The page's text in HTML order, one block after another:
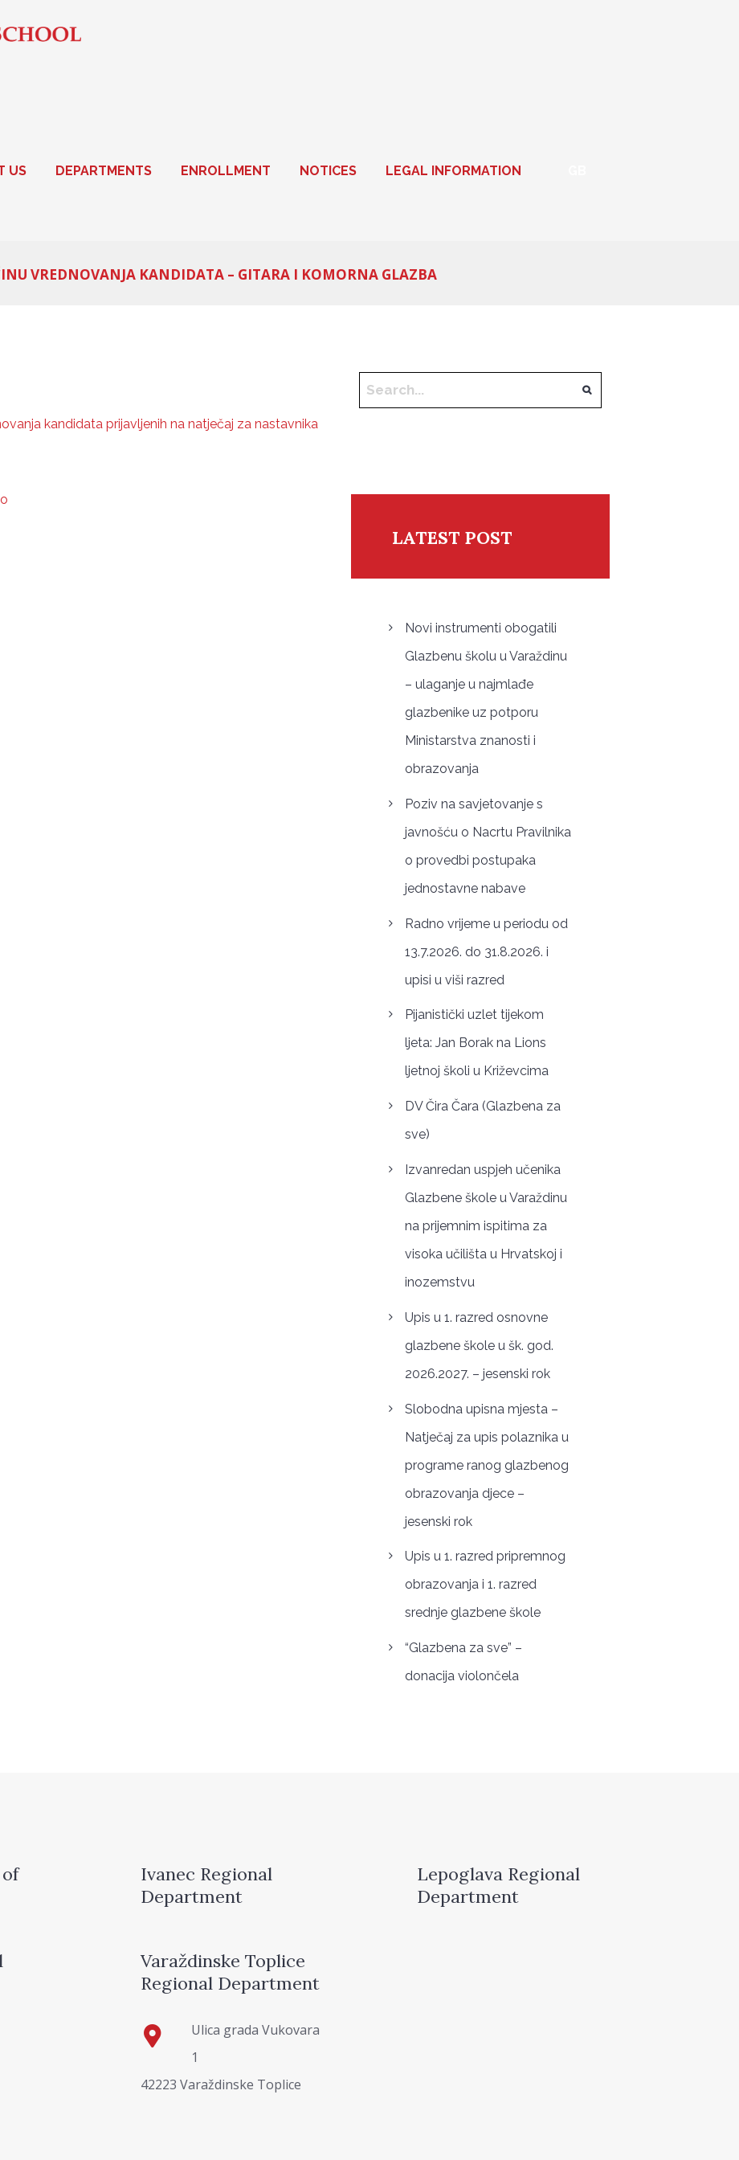
US DEPARTMENTS ENROLLMENT NOTICES LEGAL INFORMATION
VREDNOVANJA KANDIDATA – GITARA I KOMORNA GLAZBA
kandidata prijavljenih na natječaj za nastavnika
LATEST POST
Novi instrumenti obogatili
Glazbenu školu u Varaždinu
– ulaganje u najmlađe
glazbenike uz potporu
Ministarstva znanosti i
obrazovanja
Poziv na savjetovanje s
javnošću o Nacrtu Pravilnika
o provedbi postupaka
jednostavne nabave
Radno vrijeme u periodu od
13.7.2026. do 31.8.2026. i
upisi u viši razred
Pijanistički uzlet tijekom
ljeta: Jan Borak na Lions
ljetnoj školi u Križevcima
DV Čira Čara (Glazbena za
sve)
Izvanredan uspjeh učenika
Glazbene škole u Varaždinu
na prijemnim ispitima za
visoka učilišta u Hrvatskoj i
inozemstvu
Upis u 1. razred osnovne
glazbene škole u šk. god.
2026.2027. – jesenski rok
Slobodna upisna mjesta –
Natječaj za upis polaznika u
programe ranog glazbenog
obrazovanja djece –
jesenski rok
Upis u 1. razred pripremnog
obrazovanja i 1. razred
srednje glazbene škole
“Glazbena za sve” –
donacija violončela
Ivanec Regional
Department
Lepoglava Regional
Department
Varaždinske Toplice
Regional Department
Ulica grada Vukovara
1
42223 Varaždinske Toplice